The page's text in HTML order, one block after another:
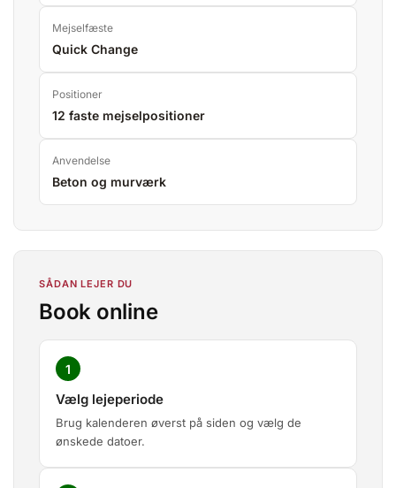
Mejselfæste
Quick Change
Positioner
12 faste mejselpositioner
Anvendelse
Beton og murværk
SÅDAN LEJER DU
Book online
1
Vælg lejeperiode
Brug kalenderen øverst på siden og vælg de
ønskede datoer.